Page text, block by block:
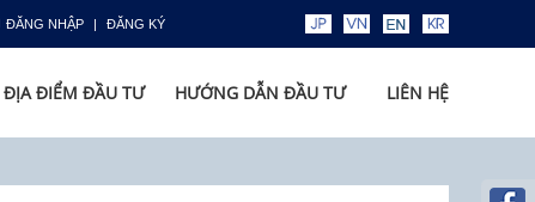
ĐĂNG NHẬP ĐĂNG KÝ
LIÊN HỆ
HƯỚNG DẪN ĐẦU TƯ
ĐỊA ĐIỂM ĐẦU TƯ